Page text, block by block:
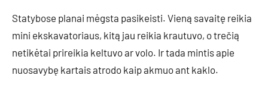
Statybose planai mėgsta pasikeisti. Vieną savaitę reikia
mini ekskavatoriaus, kitą jau reikia krautuvo, o trečią
netikėtai prireikia keltuvo ar volo. Ir tada mintis apie
nuosavybę kartais atrodo kaip akmuo ant kaklo.